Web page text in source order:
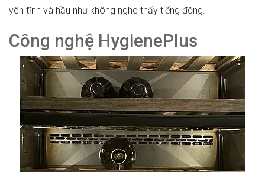
yên tĩnh và hầu như không nghe thấy tiếng động.
Công nghệ HygienePlus